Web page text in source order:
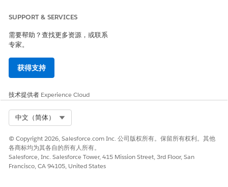
请与我们共享您的想法，以便我们进行改进！
是
SUPPORT & SERVICES
需要帮助？查找更多资源，或联系
专家。
获得支持
技术提供者 Experience Cloud
中文（简体）
© Copyright 2026, Salesforce.com Inc. 公司版权所有。保留所有权利。其他
各商标均为其各自的所有人所有。
Salesforce, Inc. Salesforce Tower, 415 Mission Street, 3rd Floor, San
Francisco, CA 94105, United States